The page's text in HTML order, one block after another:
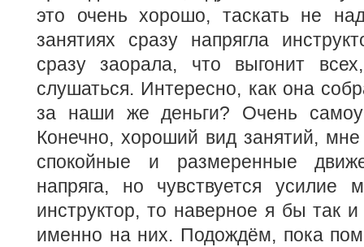
это очень хорошо, таскать не
занятиях сразу напрягла
сразу заорала, что выгонит
слушаться. Интересно, как она
за наши же деньги? Очень
Конечно, хороший вид занятий,
спокойные и размеренные
напряга, но чувствуется
инструктор, то наверное я бы так
именно на них. Подождём, пока